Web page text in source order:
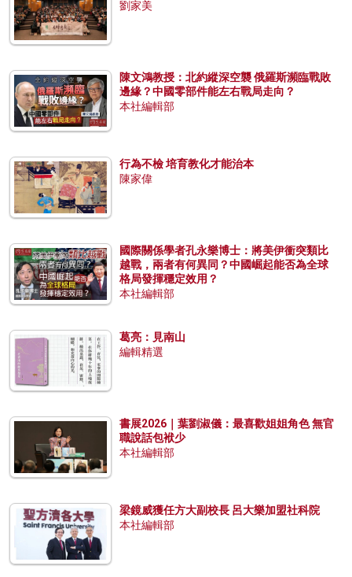
劉家美
陳文鴻教授：北約縱深空襲 俄羅斯瀕臨戰敗
邊緣？中國零部件能左右戰局走向？
本社編輯部
行為不檢 培育教化才能治本
陳家偉
國際關係學者孔永樂博士：將美伊衝突類比
越戰，兩者有何異同？中國崛起能否為全球
格局發揮穩定效用？
本社編輯部
葛亮：見南山
編輯精選
書展2026｜葉劉淑儀：最喜歡姐姐角色 無官
職說話包袱少
本社編輯部
梁鏡威獲任方大副校長 呂大樂加盟社科院
本社編輯部